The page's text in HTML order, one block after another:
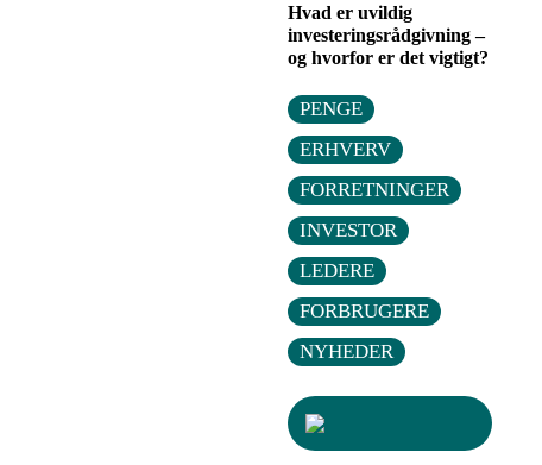
Hvad er uvildig
investeringsrådgivning –
og hvorfor er det vigtigt?
PENGE
ERHVERV
FORRETNINGER
INVESTOR
LEDERE
FORBRUGERE
NYHEDER